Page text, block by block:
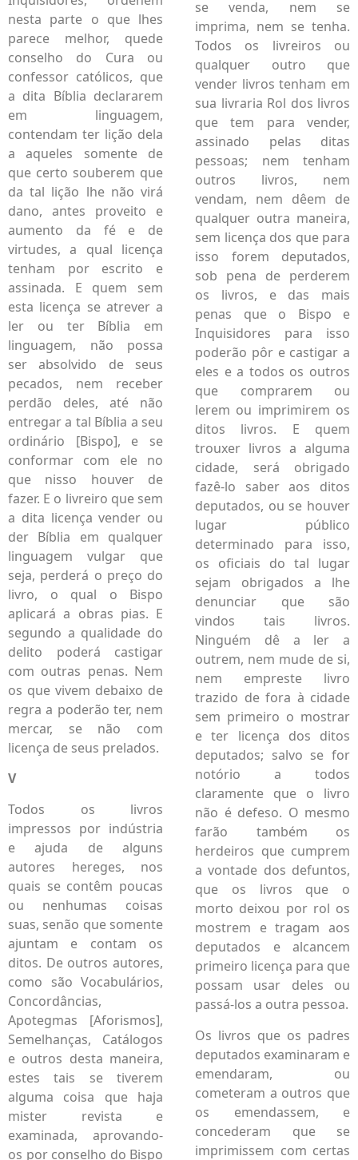
nesta parte o que lhes
parece melhor, quede
conselho do Cura ou
confessor católicos, que
a dita Bíblia declararem
em linguagem,
contendam ter lição dela
a aqueles somente de
que certo souberem que
da tal lição lhe não virá
dano, antes proveito e
aumento da fé e de
virtudes, a qual licença
tenham por escrito e
assinada. E quem sem
esta licença se atrever a
ler ou ter Bíblia em
linguagem, não possa
ser absolvido de seus
pecados, nem receber
perdão deles, até não
entregar a tal Bíblia a seu
ordinário [Bispo], e se
conformar com ele no
que nisso houver de
fazer. E o livreiro que sem
a dita licença vender ou
der Bíblia em qualquer
linguagem vulgar que
seja, perderá o preço do
livro, o qual o Bispo
aplicará a obras pias. E
segundo a qualidade do
delito poderá castigar
com outras penas. Nem
os que vivem debaixo de
regra a poderão ter, nem
mercar, se não com
licença de seus prelados.
V
Todos os livros
impressos por indústria
e ajuda de alguns
autores hereges, nos
quais se contêm poucas
ou nenhumas coisas
suas, senão que somente
ajuntam e contam os
ditos. De outros autores,
como são Vocabulários,
Concordâncias,
Apotegmas [Aforismos],
Semelhanças, Catálogos
e outros desta maneira,
estes tais se tiverem
alguma coisa que haja
mister revista e
examinada, aprovando-
os por conselho do Bispo
se venda, nem se
imprima, nem se tenha.
Todos os livreiros ou
qualquer outro que
vender livros tenham em
sua livraria Rol dos livros
que tem para vender,
assinado pelas ditas
pessoas; nem tenham
outros livros, nem
vendam, nem dêem de
qualquer outra maneira,
sem licença dos que para
isso forem deputados,
sob pena de perderem
os livros, e das mais
penas que o Bispo e
Inquisidores para isso
poderão pôr e castigar a
eles e a todos os outros
que comprarem ou
lerem ou imprimirem os
ditos livros. E quem
trouxer livros a alguma
cidade, será obrigado
fazê-lo saber aos ditos
deputados, ou se houver
lugar público
determinado para isso,
os oficiais do tal lugar
sejam obrigados a lhe
denunciar que são
vindos tais livros.
Ninguém dê a ler a
outrem, nem mude de si,
nem empreste livro
trazido de fora à cidade
sem primeiro o mostrar
e ter licença dos ditos
deputados; salvo se for
notório a todos
claramente que o livro
não é defeso. O mesmo
farão também os
herdeiros que cumprem
a vontade dos defuntos,
que os livros que o
morto deixou por rol os
mostrem e tragam aos
deputados e alcancem
primeiro licença para que
possam usar deles ou
passá-los a outra pessoa.
Os livros que os padres
deputados examinaram e
emendaram, ou
cometeram a outros que
os emendassem, e
concederam que se
imprimissem com certas